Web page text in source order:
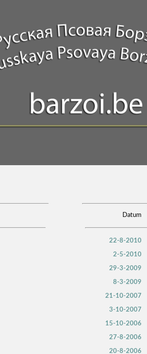
Datum
22-8-2010
2-5-2010
29-3-2009
8-3-2009
21-10-2007
3-10-2007
15-10-2006
27-8-2006
20-8-2006